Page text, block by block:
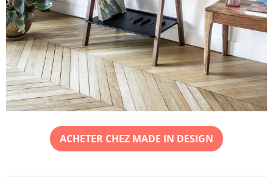
ACHETER CHEZ MADE IN DESIGN